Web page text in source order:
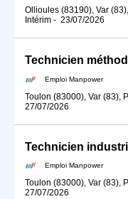
Ollioules (83190), Var
Intérim - 23/07/2026
Technicien
Emploi Manpower
Toulon (83000), Var (83),
27/07/2026
Emploi Manpower
Toulon (83000), Var (83),
27/07/2026